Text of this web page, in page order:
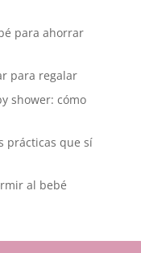
para ahorrar
para regalar
shower: cómo
prácticas que sí
al bebé